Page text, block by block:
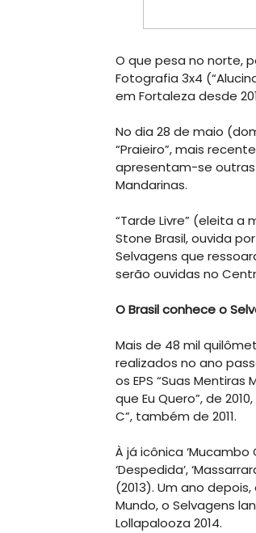
O que pesa no norte,
Fotografia 3x4
em Fortaleza desde
No dia 28 de maio
“Praieiro”, mais
apresentam-se outras
Mandarinas.
“Tarde Livre” (eleita a
Stone Brasil, ouvida
Selvagens que
serão ouvidas no
O Brasil conhece o
Mais de 48 mil
realizados no ano
os EPS “Suas
que Eu Quero”, de
C”, também de 2011.
À já icônica
‘Despedida’,
(2013). Um ano
Mundo, o Selvagens
Lollapalooza 2014.